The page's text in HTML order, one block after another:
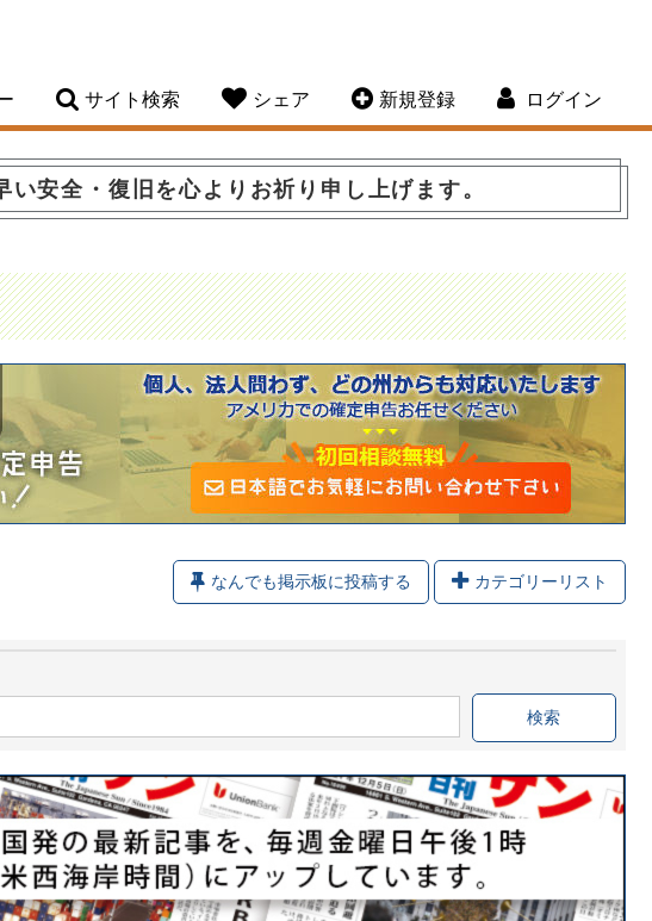
サイト検索 シェア 新規登録 ログイン
安全・復旧を心よりお祈り申し上げます。
なんでも掲示板に投稿する カテゴリーリスト